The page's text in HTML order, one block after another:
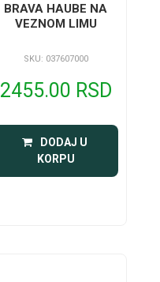
BRAVA HAUBE NA
VEZNOM LIMU
SKU: 037607000
2455.00 RSD
DODAJ U
KORPU